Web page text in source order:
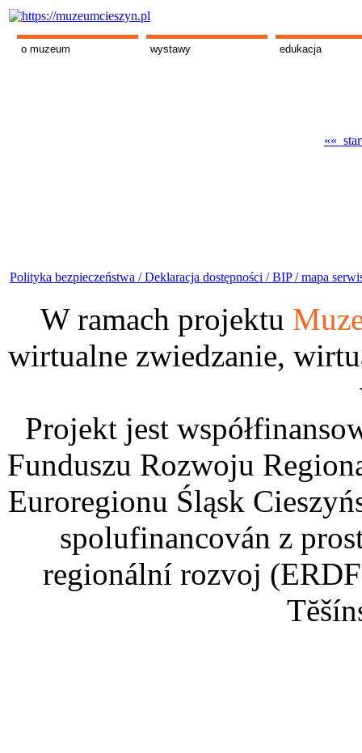
o muzeum wystawy edukacja
««
Polityka bezpieczeństwa /Deklaracja dostępności /BIP /mapa
W ramach projektu
wirtualne zwiedzanie,
Projekt jest
Funduszu Rozwoju
Euroregionu Śląsk
spolufinancován z
regionální rozvoj